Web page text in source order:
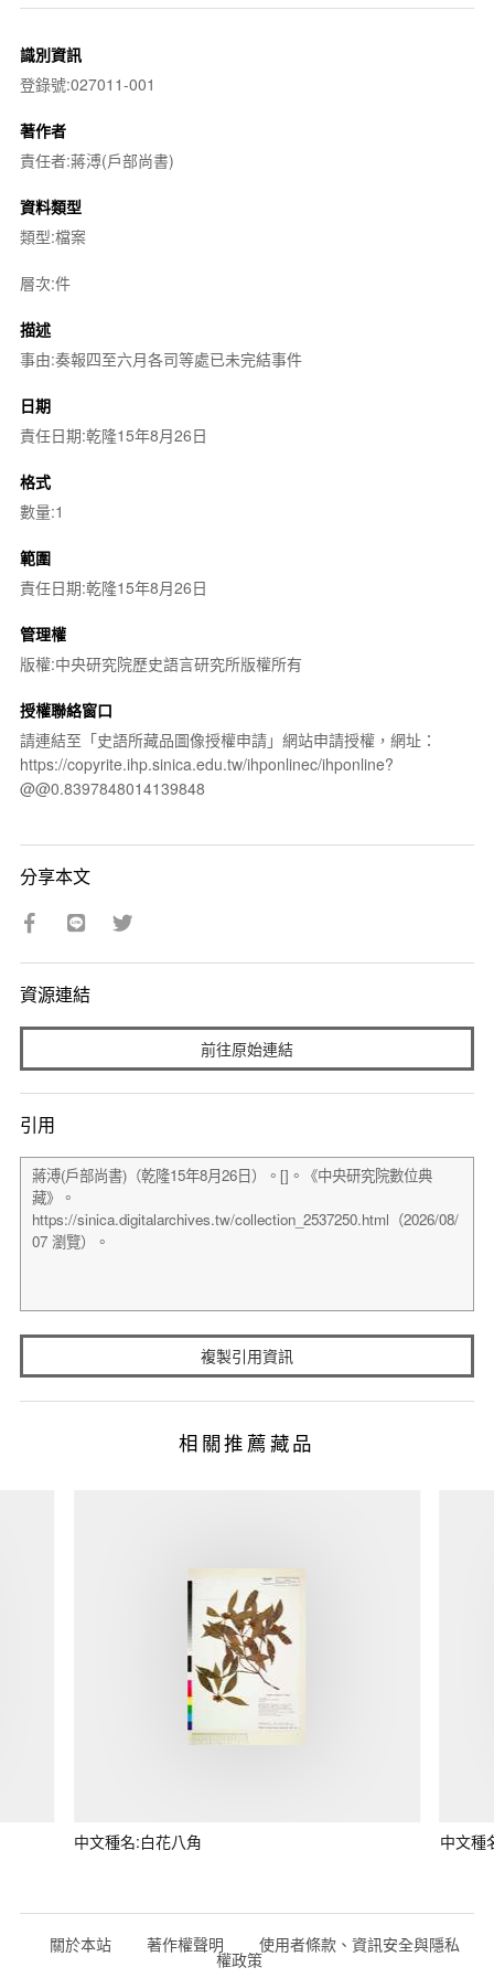
識別資訊
登錄號:027011-001
著作者
責任者:蔣溥(戶部尚書)
資料類型
類型:檔案
層次:件
描述
事由:奏報四至六月各司等處已未完結事件
日期
責任日期:乾隆15年8月26日
格式
數量:1
範圍
責任日期:乾隆15年8月26日
管理權
版權:中央研究院歷史語言研究所版權所有
授權聯絡窗口
請連結至「史語所藏品圖像授權申請」網站申請授權，網址：
https://copyrite.ihp.sinica.edu.tw/ihponlinec/ihponline?
@@0.8397848014139848
分享本文
資源連結
前往原始連結
引用
複製引用資訊
相關推薦藏品
中文種名:白花八角 中文種
關於本站 著作權聲明 使用者條款、資訊安全與隱私
權政策